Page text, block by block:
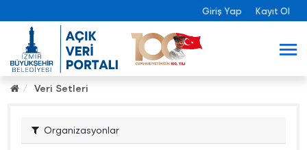
Giriş Yap Kayıt Ol
Veri Setleri
Organizasyonlar